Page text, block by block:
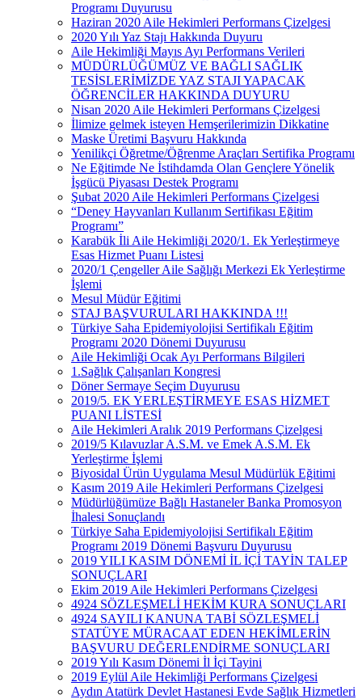
Programı Duyurusu
Haziran 2020 Aile Hekimleri Performans Çizelgesi
2020 Yılı Yaz Stajı Hakkında Duyuru
Aile Hekimliği Mayıs Ayı Performans Verileri
MÜDÜRLÜĞÜMÜZ VE BAĞLI SAĞLIK
TESİSLERİMİZDE YAZ STAJI YAPACAK
ÖĞRENCİLER HAKKINDA DUYURU
Nisan 2020 Aile Hekimleri Performans Çizelgesi
İlimize gelmek isteyen Hemşerilerimizin Dikkatine
Maske Üretimi Başvuru Hakkında
Yenilikçi Öğretme/Öğrenme Araçları Sertifika Programı
Ne Eğitimde Ne İstihdamda Olan Gençlere Yönelik
İşgücü Piyasası Destek Programı
Şubat 2020 Aile Hekimleri Performans Çizelgesi
“Deney Hayvanları Kullanım Sertifikası Eğitim
Programı”
Karabük İli Aile Hekimliği 2020/1. Ek Yerleştirmeye
Esas Hizmet Puanı Listesi
2020/1 Çengeller Aile Sağlığı Merkezi Ek Yerleştirme
İşlemi
Mesul Müdür Eğitimi
STAJ BAŞVURULARI HAKKINDA !!!
Türkiye Saha Epidemiyolojisi Sertifikalı Eğitim
Programı 2020 Dönemi Duyurusu
Aile Hekimliği Ocak Ayı Performans Bilgileri
1.Sağlık Çalışanları Kongresi
Döner Sermaye Seçim Duyurusu
2019/5. EK YERLEŞTİRMEYE ESAS HİZMET
PUANI LİSTESİ
Aile Hekimleri Aralık 2019 Performans Çizelgesi
2019/5 Kılavuzlar A.S.M. ve Emek A.S.M. Ek
Yerleştirme İşlemi
Biyosidal Ürün Uygulama Mesul Müdürlük Eğitimi
Kasım 2019 Aile Hekimleri Performans Çizelgesi
Müdürlüğümüze Bağlı Hastaneler Banka Promosyon
İhalesi Sonuçlandı
Türkiye Saha Epidemiyolojisi Sertifikalı Eğitim
Programı 2019 Dönemi Başvuru Duyurusu
2019 YILI KASIM DÖNEMİ İL İÇİ TAYİN TALEP
SONUÇLARI
Ekim 2019 Aile Hekimleri Performans Çizelgesi
4924 SÖZLEŞMELİ HEKİM KURA SONUÇLARI
4924 SAYILI KANUNA TABİ SÖZLEŞMELİ
STATÜYE MÜRACAAT EDEN HEKİMLERİN
BAŞVURU DEĞERLENDİRME SONUÇLARI
2019 Yılı Kasım Dönemi İl İçi Tayini
2019 Eylül Aile Hekimliği Performans Çizelgesi
Aydın Atatürk Devlet Hastanesi Evde Sağlık Hizmetleri